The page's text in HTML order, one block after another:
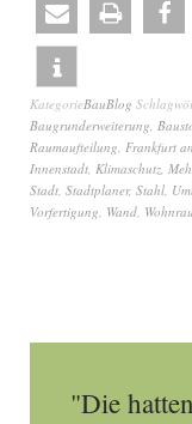
KategorieBauBlog
Baugrunderweiterung,
Raumaufteilung, Frankfurt
Innenstadt, Klimaschutz,
Stadt, Stadtplaner, Stahl,
Vorfertigung, Wand,
"Die